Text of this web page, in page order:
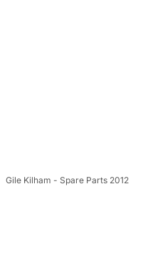
Gile Kilham - Spare Parts 2012